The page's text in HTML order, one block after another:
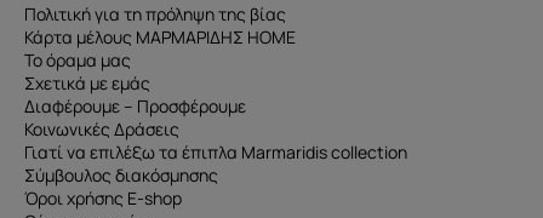
Πολιτική για τη πρόληψη της βίας
Κάρτα μέλους ΜΑΡΜΑΡΙΔΗΣ HOME
Το όραμα μας
Σχετικά με εμάς
Διαφέρουμε – Προσφέρουμε
Κοινωνικές Δράσεις
Γιατί να επιλέξω τα έπιπλα Marmaridis collection
Σύμβουλος διακόσμησης
Όροι χρήσης E-shop